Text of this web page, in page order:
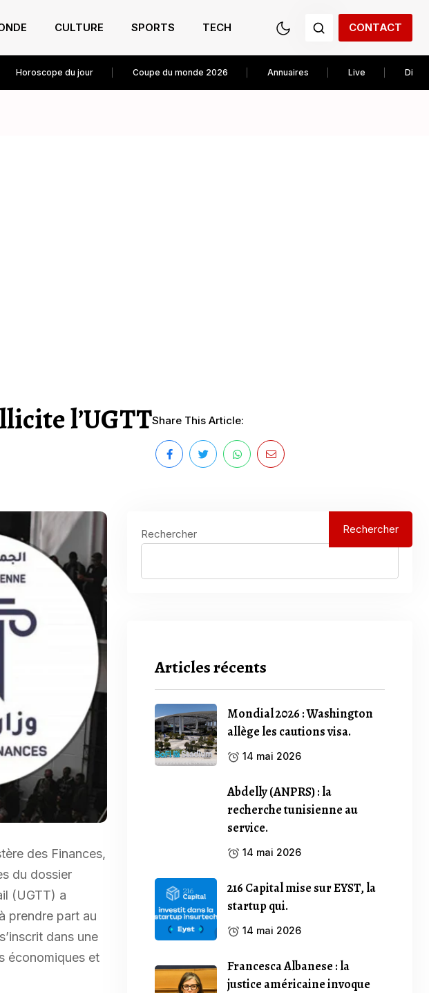
CULTURE SPORTS TECH CONTACT
Horoscope du jour Coupe du monde 2026 Annuaires Live
l’UGTTShare This Article:
des Finances,
du dossier
(UGTT) a
prendre part au
dans une
économiques et
Rechercher Rechercher
Articles récents
Mondial 2026 : Washington
allège les cautions visa.
14 mai 2026
Abdelly (ANPRS) : la
recherche tunisienne au
service.
14 mai 2026
216 Capital mise sur EYST, la
startup qui.
14 mai 2026
Francesca Albanese : la
justice américaine invoque